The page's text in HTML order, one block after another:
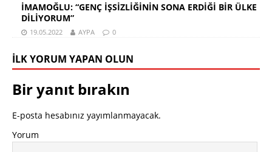
İMAMOĞLU: “GENÇ İŞSİZLİĞİNİN SONA ERDİĞİ BİR ÜLKE
DİLİYORUM”
19.05.2022 AYPA 0
İLK YORUM YAPAN OLUN
Bir yanıt bırakın
E-posta hesabınız yayımlanmayacak.
Yorum